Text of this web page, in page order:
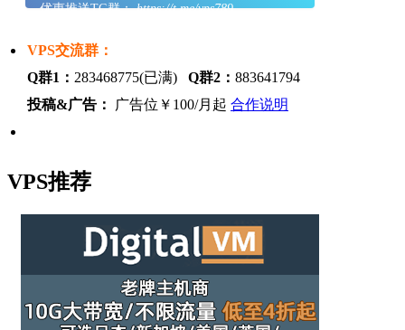
优惠推送TG群：https://t.me/vps789
VPS交流群：
Q群1： 283468775(已满) Q群2： 883641794
投稿&广告：
广告位￥100/月起 合作说明
VPS推荐